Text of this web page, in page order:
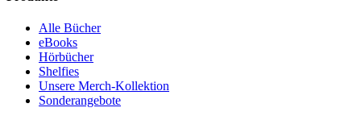
Alle Bücher
eBooks
Hörbücher
Shelfies
Unsere Merch-Kollektion
Sonderangebote